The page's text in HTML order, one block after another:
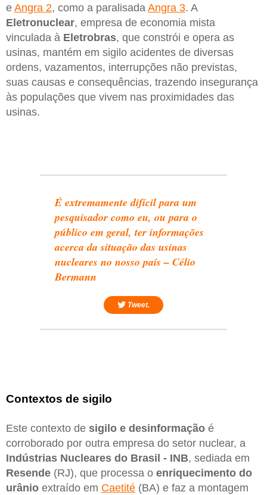
e Angra 2, como a paralisada Angra 3. A
Eletronuclear, empresa de economia mista
vinculada à Eletrobras, que constrói e opera as
usinas, mantém em sigilo acidentes de diversas
ordens, vazamentos, interrupções não previstas,
suas causas e consequências, trazendo insegurança
às populações que vivem nas proximidades das
usinas.
É extremamente difícil para um
pesquisador como eu, ou para o
público em geral, ter informações
acerca da situação das usinas
nucleares no nosso país – Célio
Bermann
Tweet.
Contextos de sigilo
Este contexto de sigilo e desinformação é
corroborado por outra empresa do setor nuclear, a
Indústrias Nucleares do Brasil - INB, sediada em
Resende (RJ), que processa o enriquecimento do
urânio extraído em Caetité (BA) e faz a montagem